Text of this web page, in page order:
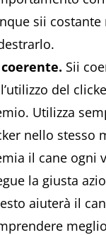
sii costante
Sii
del
Utilizza
nello stesso
il cane ogni
la giusta
aiuterà il